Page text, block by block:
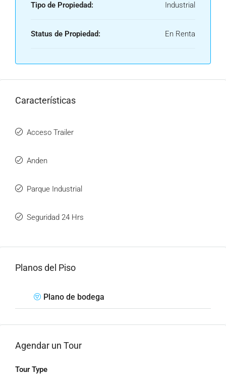
Tipo de Propiedad: Industrial
Status de Propiedad: En Renta
Características
Acceso Trailer
Anden
Parque Industrial
Seguridad 24 Hrs
Planos del Piso
Plano de bodega
Agendar un Tour
Tour Type